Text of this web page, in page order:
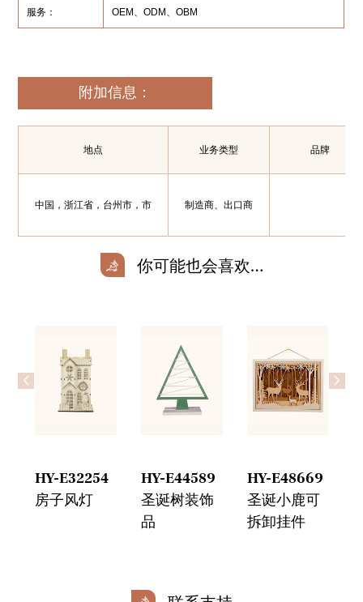
服务： OEM、ODM、OBM
附加信息：
地点 业务类型 品牌
中国，浙江省，台州市，市 制造商、出口商
你可能也会喜欢…
HY-E32254
房子风灯
HY-E44589
圣诞树装饰
品
HY-E48669
圣诞小鹿可
拆卸挂件
< >